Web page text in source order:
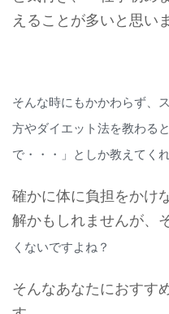
えることが多いと思い
そんな時にもかかわらず、
方やダイエット法を教わると
で・・・」としか教えてくれ
確かに体に負担をかけ
解かもしれませんが、
くないですよね？
そんなあなたにおすす